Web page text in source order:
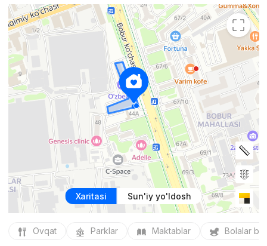
Xaritasi Sun'iy yo'ldosh
Ovqat Parklar Maktablar Bolalar